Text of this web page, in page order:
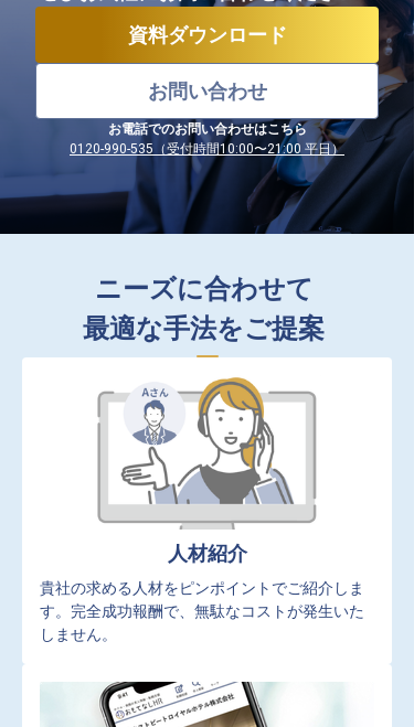
お問い合わせ
資料ダウンロード
お電話でのお問い合わせはこちら
0120-990-535（受付時間10:00〜21:00 平日）
ニーズに合わせて
最適な手法をご提案
人材紹介
貴社の求める人材をピンポイントでご紹介しま
す。完全成功報酬で、無駄なコストが発生いた
しません。